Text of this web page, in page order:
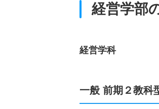
経営学部
経営学科
一般 前期２教科